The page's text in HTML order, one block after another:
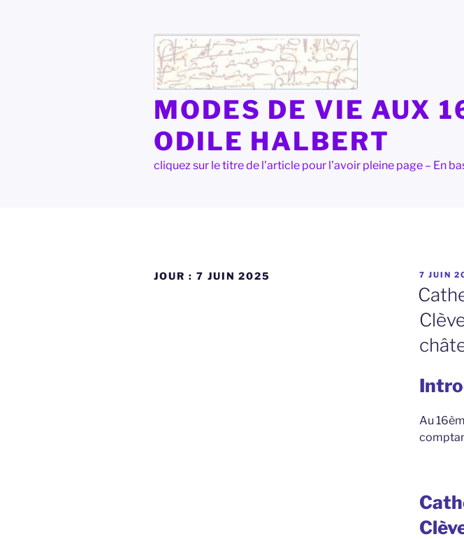
MODES DE VIE AUX
ODILE HALBERT
cliquez sur le titre de l'article pour l'avoir pleine page – En
JOUR : 7 JUIN 2025
PUBLIÉ
LE
7 JUIN
Au